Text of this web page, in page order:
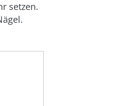
setzen.